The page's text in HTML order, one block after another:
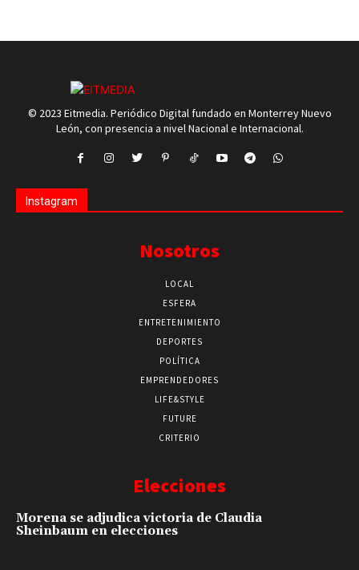
© 2023 Eitmedia. Periódico Digital fundado en Monterrey Nuevo
León, con presencia a nivel Nacional e Internacional.
Instagram
Nosotros
LOCAL
ESFERA
ENTRETENIMIENTO
DEPORTES
POLÍTICA
EMPRENDEDORES
LIFE&STYLE
FUTURE
CRITERIO
Elecciones
Morena se adjudica victoria de Claudia
Sheinbaum en elecciones